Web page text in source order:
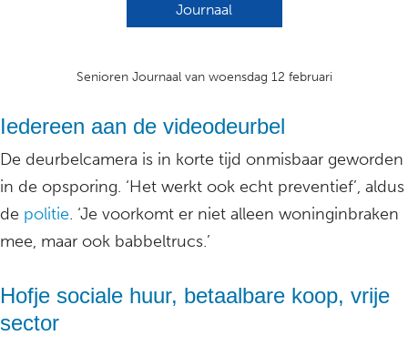
Journaal
Senioren Journaal van woensdag 12 februari
Iedereen aan de videodeurbel
De deurbelcamera is in korte tijd onmisbaar geworden
in de opsporing. ‘Het werkt ook echt preventief’, aldus
de politie. ‘Je voorkomt er niet alleen woninginbraken
mee, maar ook babbeltrucs.’
Hofje sociale huur, betaalbare koop, vrije
sector